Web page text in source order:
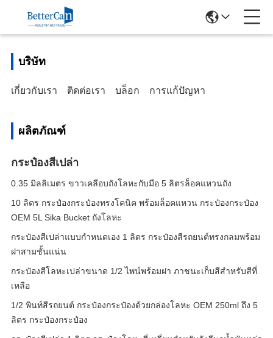
บริษัท
เกี่ยวกับเรา ติดต่อเรา บล็อก การแก้ปัญหา
ผลิตภัณฑ์
กระป๋องสีเปล่า
0.35 มิลลิเมตร ขาวเคลือบถังโลหะกับมือ 5 ลิตรล็อคแหวนถัง
10 ลิตร กระป๋องกระป๋องทรงโคนิค พร้อมล็อคแหวน กระป๋องกระป๋อง
OEM 5L Sika Bucket ถังโลหะ
กระป๋องสีเปล่าแบบกำหนดเอง 1 ลิตร กระป๋องสีรถยนต์ทรงกลมพร้อม
ฝาสามชั้นแน่น
กระป๋องสีโลหะเปล่าขนาด 1/2 ไพน์พร้อมฝา ภาชนะเก็บสีสำหรับสีที่
เหลือ
1/2 พินท์สีรถยนต์ กระป๋องกระป๋องด้วยกล่องโลหะ OEM 250ml ถึง 5
ลิตร กระป๋องกระป๋อง